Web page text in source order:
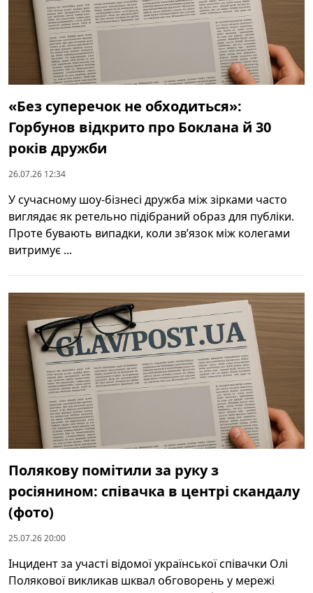
«Без суперечок не обходиться»:
Горбунов відкрито про Боклана й 30
років дружби
26.07.26 12:34
У сучасному шоу-бізнесі дружба між зірками часто
виглядає як ретельно підібраний образ для публіки.
Проте бувають випадки, коли звʼязок між колегами
витримує ...
Полякову помітили за руку з
росіянином: співачка в центрі скандалу
(фото)
25.07.26 20:00
Інцидент за участі відомої української співачки Олі
Полякової викликав шквал обговорень у мережі